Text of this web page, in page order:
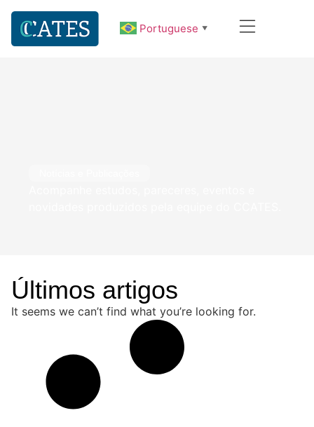
Portuguese ▼
Últimos artigos
It seems we can’t find what you’re looking for.